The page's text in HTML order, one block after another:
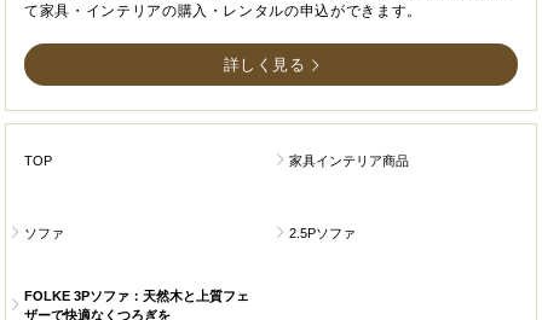
て家具・インテリアの購入・レンタルの申込ができます。
詳しく見る
TOP 家具インテリア商品
ソファ 2.5Pソファ
FOLKE 3Pソファ：天然木と上質フェ
ザーで快適なくつろぎを